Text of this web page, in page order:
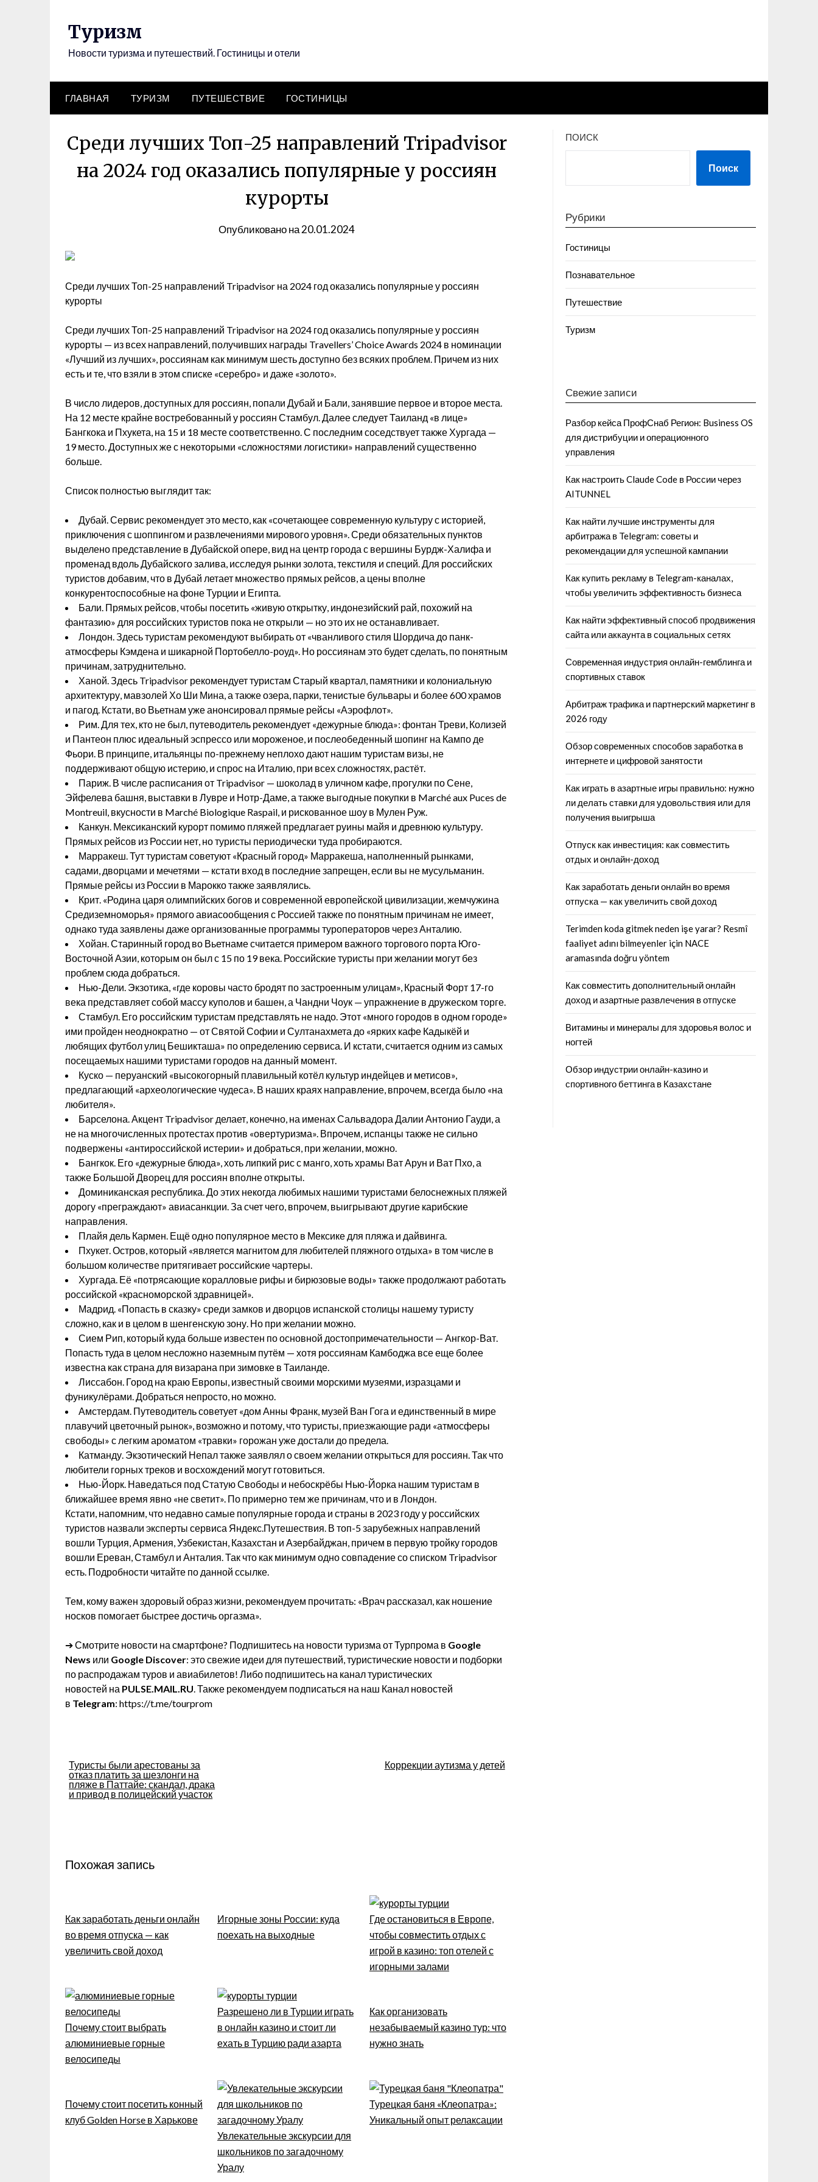
Туризм
Новости туризма и путешествий. Гостиницы и отели
ГЛАВНАЯ ТУРИЗМ ПУТЕШЕСТВИЕ ГОСТИНИЦЫ
Среди лучших Топ-25 направлений Tripadvisor
на 2024 год оказались популярные у россиян
курорты
Опубликовано на 20.01.2024
Среди лучших Топ-25 направлений Tripadvisor на 2024 год оказались популярные у россиян
курорты
Среди лучших Топ-25 направлений Tripadvisor на 2024 год оказались популярные у россиян
курорты — из всех направлений, получивших награды Travellers’ Choice Awards 2024 в номинации
«Лучший из лучших», россиянам как минимум шесть доступно без всяких проблем. Причем из них
есть и те, что взяли в этом списке «серебро» и даже «золото».
В число лидеров, доступных для россиян, попали Дубай и Бали, занявшие первое и второе места.
На 12 месте крайне востребованный у россиян Стамбул. Далее следует Таиланд «в лице»
Бангкока и Пхукета, на 15 и 18 месте соответственно. С последним соседствует также Хургада —
19 место. Доступных же с некоторыми «сложностями логистики» направлений существенно
больше.
Список полностью выглядит так:
Дубай. Сервис рекомендует это место, как «сочетающее современную культуру с историей,
приключения с шоппингом и развлечениями мирового уровня». Среди обязательных пунктов
выделено представление в Дубайской опере, вид на центр города с вершины Бурдж-Халифа и
променад вдоль Дубайского залива, исследуя рынки золота, текстиля и специй. Для российских
туристов добавим, что в Дубай летает множество прямых рейсов, а цены вполне
конкурентоспособные на фоне Турции и Египта.
Бали. Прямых рейсов, чтобы посетить «живую открытку, индонезийский рай, похожий на
фантазию» для российских туристов пока не открыли — но это их не останавливает.
Лондон. Здесь туристам рекомендуют выбирать от «чванливого стиля Шордича до панк-
атмосферы Кэмдена и шикарной Портобелло-роуд». Но россиянам это будет сделать, по понятным
причинам, затруднительно.
Ханой. Здесь Tripadvisor рекомендует туристам Старый квартал, памятники и колониальную
архитектуру, мавзолей Хо Ши Мина, а также озера, парки, тенистые бульвары и более 600 храмов
и пагод. Кстати, во Вьетнам уже анонсировал прямые рейсы «Аэрофлот».
Рим. Для тех, кто не был, путеводитель рекомендует «дежурные блюда»: фонтан Треви, Колизей
и Пантеон плюс идеальный эспрессо или мороженое, и послеобеденный шопинг на Кампо де
Фьори. В принципе, итальянцы по-прежнему неплохо дают нашим туристам визы, не
поддерживают общую истерию, и спрос на Италию, при всех сложностях, растёт.
Париж. В числе расписания от Tripadvisor — шоколад в уличном кафе, прогулки по Сене,
Эйфелева башня, выставки в Лувре и Нотр-Даме, а также выгодные покупки в Marché aux Puces de
Montreuil, вкусности в Marché Biologique Raspail, и рискованное шоу в Мулен Руж.
Канкун. Мексиканский курорт помимо пляжей предлагает руины майя и древнюю культуру.
Прямых рейсов из России нет, но туристы периодически туда пробираются.
Марракеш. Тут туристам советуют «Красный город» Марракеша, наполненный рынками,
садами, дворцами и мечетями — кстати вход в последние запрещен, если вы не мусульманин.
Прямые рейсы из России в Марокко также заявлялись.
Крит. «Родина царя олимпийских богов и современной европейской цивилизации, жемчужина
Средиземноморья» прямого авиасообщения с Россией также по понятным причинам не имеет,
однако туда заявлены даже организованные программы туроператоров через Анталию.
Хойан. Старинный город во Вьетнаме считается примером важного торгового порта Юго-
Восточной Азии, которым он был с 15 по 19 века. Российские туристы при желании могут без
проблем сюда добраться.
Нью-Дели. Экзотика, «где коровы часто бродят по застроенным улицам», Красный Форт 17-го
века представляет собой массу куполов и башен, а Чандни Чоук — упражнение в дружеском торге.
Стамбул. Его российским туристам представлять не надо. Этот «много городов в одном городе»
ими пройден неоднократно — от Святой Софии и Султанахмета до «ярких кафе Кадыкёй и
любящих футбол улиц Бешикташа» по определению сервиса. И кстати, считается одним из самых
посещаемых нашими туристами городов на данный момент.
Куско — перуанский «высокогорный плавильный котёл культур индейцев и метисов»,
предлагающий «археологические чудеса». В наших краях направление, впрочем, всегда было «на
любителя».
Барселона. Акцент Tripadvisor делает, конечно, на именах Сальвадора Далии Антонио Гауди, а
не на многочисленных протестах против «овертуризма». Впрочем, испанцы также не сильно
подвержены «антироссийской истерии» и добраться, при желании, можно.
Бангкок. Его «дежурные блюда», хоть липкий рис с манго, хоть храмы Ват Арун и Ват Пхо, а
также Большой Дворец для россиян вполне открыты.
Доминиканская республика. До этих некогда любимых нашими туристами белоснежных пляжей
дорогу «преграждают» авиасанкции. За счет чего, впрочем, выигрывают другие карибские
направления.
Плайя дель Кармен. Ещё одно популярное место в Мексике для пляжа и дайвинга.
Пхукет. Остров, который «является магнитом для любителей пляжного отдыха» в том числе в
большом количестве притягивает российские чартеры.
Хургада. Её «потрясающие коралловые рифы и бирюзовые воды» также продолжают работать
российской «красноморской здравницей».
Мадрид. «Попасть в сказку» среди замков и дворцов испанской столицы нашему туристу
сложно, как и в целом в шенгенскую зону. Но при желании можно.
Сием Рип, который куда больше известен по основной достопримечательности — Ангкор-Ват.
Попасть туда в целом несложно наземным путём — хотя россиянам Камбоджа все еще более
известна как страна для визарана при зимовке в Таиланде.
Лиссабон. Город на краю Европы, известный своими морскими музеями, изразцами и
фуникулёрами. Добраться непросто, но можно.
Амстердам. Путеводитель советует «дом Анны Франк, музей Ван Гога и единственный в мире
плавучий цветочный рынок», возможно и потому, что туристы, приезжающие ради «атмосферы
свободы» с легким ароматом «травки» горожан уже достали до предела.
Катманду. Экзотический Непал также заявлял о своем желании открыться для россиян. Так что
любители горных треков и восхождений могут готовиться.
Нью-Йорк. Наведаться под Статую Свободы и небоскрёбы Нью-Йорка нашим туристам в
ближайшее время явно «не светит». По примерно тем же причинам, что и в Лондон.
Кстати, напомним, что недавно самые популярные города и страны в 2023 году у российских
туристов назвали эксперты сервиса Яндекс.Путешествия. В топ-5 зарубежных направлений
вошли Турция, Армения, Узбекистан, Казахстан и Азербайджан, причем в первую тройку городов
вошли Ереван, Стамбул и Анталия. Так что как минимум одно совпадение со списком Tripadvisor
есть. Подробности читайте по данной ссылке.
Тем, кому важен здоровый образ жизни, рекомендуем прочитать: «Врач рассказал, как ношение
носков помогает быстрее достичь оргазма».
➔ Смотрите новости на смартфоне? Подпишитесь на новости туризма от Турпрома в Google
News или Google Discover: это свежие идеи для путешествий, туристические новости и подборки
по распродажам туров и авиабилетов! Либо подпишитесь на канал туристических
новостей на PULSE.MAIL.RU. Также рекомендуем подписаться на наш Канал новостей
в Telegram: https://t.me/tourprom
записям
Туристы были арестованы за
отказ платить за шезлонги на
пляже в Паттайе: скандал, драка
и привод в полицейский участок
Коррекции аутизма у детей
Похожая запись
Как заработать деньги онлайн
во время отпуска — как
увеличить свой доход
Игорные зоны России: куда
поехать на выходные
Где остановиться в Европе,
чтобы совместить отдых с
игрой в казино: топ отелей с
игорными залами
Почему стоит выбрать
алюминиевые горные
велосипеды
Разрешено ли в Турции играть
в онлайн казино и стоит ли
ехать в Турцию ради азарта
Как организовать
незабываемый казино тур: что
нужно знать
Почему стоит посетить конный
клуб Golden Horse в Харькове
Увлекательные экскурсии для
школьников по загадочному
Уралу
Турецкая баня «Клеопатра»:
Уникальный опыт релаксации
ПОИСК
Поиск
Рубрики
Гостиницы
Познавательное
Путешествие
Туризм
Свежие записи
Разбор кейса ПрофСнаб Регион: Business OS
для дистрибуции и операционного
управления
Как настроить Claude Code в России через
AITUNNEL
Как найти лучшие инструменты для
арбитража в Telegram: советы и
рекомендации для успешной кампании
Как купить рекламу в Telegram-каналах,
чтобы увеличить эффективность бизнеса
Как найти эффективный способ продвижения
сайта или аккаунта в социальных сетях
Современная индустрия онлайн-гемблинга и
спортивных ставок
Арбитраж трафика и партнерский маркетинг в
2026 году
Обзор современных способов заработка в
интернете и цифровой занятости
Как играть в азартные игры правильно: нужно
ли делать ставки для удовольствия или для
получения выигрыша
Отпуск как инвестиция: как совместить
отдых и онлайн-доход
Как заработать деньги онлайн во время
отпуска — как увеличить свой доход
Terimden koda gitmek neden işe yarar? Resmî
faaliyet adını bilmeyenler için NACE
aramasında doğru yöntem
Как совместить дополнительный онлайн
доход и азартные развлечения в отпуске
Витамины и минералы для здоровья волос и
ногтей
Обзор индустрии онлайн-казино и
спортивного беттинга в Казахстане